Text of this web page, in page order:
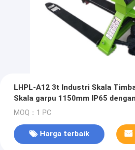
LHPL-A12 3t Industri Skala
Skala garpu 1150mm IP65
Indikator dan roda nilon
MOQ：1 PC
Harga terbaik